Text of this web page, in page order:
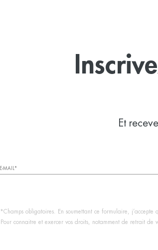
Et
*Champs obligatoires. En soumettant ce formulaire,
Pour connaitre et exercer vos droits, notamment de retrait de